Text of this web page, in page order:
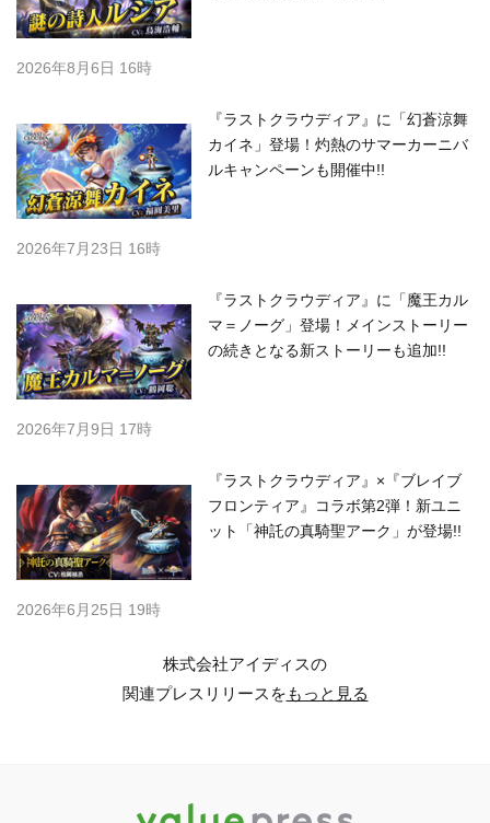
2026年8月6日 16時
『ラストクラウディア』に「幻蒼涼舞
カイネ」登場！灼熱のサマーカーニバ
ルキャンペーンも開催中!!
2026年7月23日 16時
『ラストクラウディア』に「魔王カル
マ＝ノーグ」登場！メインストーリー
の続きとなる新ストーリーも追加!!
2026年7月9日 17時
『ラストクラウディア』×『ブレイブ
フロンティア』コラボ第2弾！新ユニ
ット「神託の真騎聖アーク」が登場!!
2026年6月25日 19時
株式会社アイディスの
関連プレスリリースをもっと見る